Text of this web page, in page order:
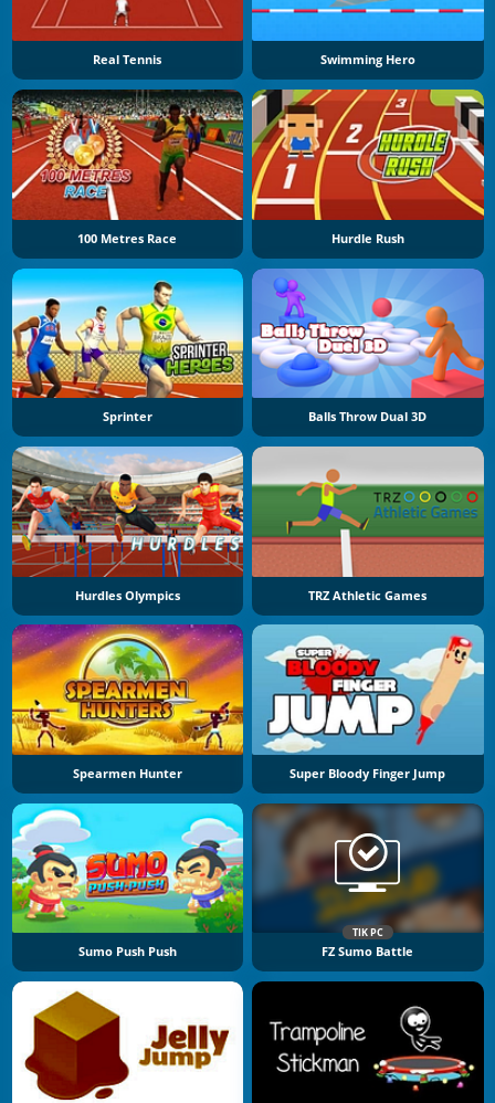
Real Tennis Swimming Hero
100 Metres Race Hurdle Rush
Sprinter Balls Throw Dual 3D
Hurdles Olympics TRZ Athletic Games
Spearmen Hunter Super Bloody Finger Jump
Sumo Push Push
TIK PC
FZ Sumo Battle